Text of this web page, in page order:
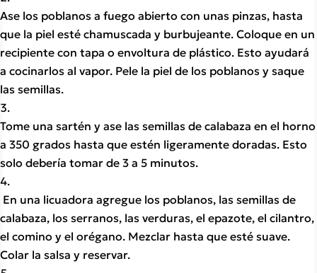
Ase los poblanos a fuego abierto con unas pinzas, hasta
que la piel esté chamuscada y burbujeante. Coloque en un
recipiente con tapa o envoltura de plástico. Esto ayudará
a cocinarlos al vapor. Pele la piel de los poblanos y saque
las semillas.
Tome una sartén y ase las semillas de calabaza en el horno
a 350 grados hasta que estén ligeramente doradas. Esto
solo debería tomar de 3 a 5 minutos.
En una licuadora agregue los poblanos, las semillas de
calabaza, los serranos, las verduras, el epazote, el cilantro,
el comino y el orégano. Mezclar hasta que esté suave.
Colar la salsa y reservar.